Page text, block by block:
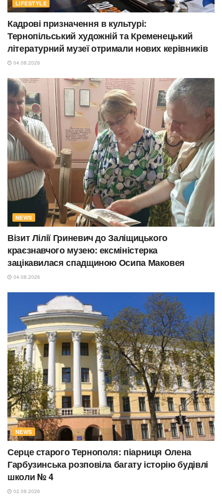
LIFESTYLE
Кадрові призначення в культурі:
Тернопільський художній та Кременецький
літературний музеї отримали нових керівників
04.08.2026
NEWS
Візит Лілії Гриневич до Заліщицького
краєзнавчого музею: ексміністерка
зацікавилася спадщиною Осипа Маковея
04.08.2026
NEWS
Серце старого Тернополя: піарниця Олена
Гарбузинська розповіла багату історію будівлі
школи № 4
02.08.2026